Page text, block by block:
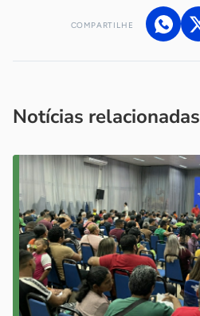
COMPARTILHE
Notícias relacionadas